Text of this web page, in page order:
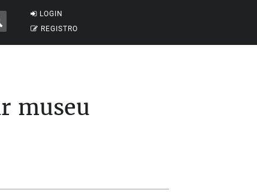
LOGIN
REGISTRO
museu